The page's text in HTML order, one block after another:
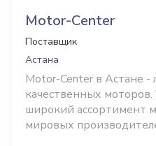
Мotor-Сenter
Поставщик
Астана
Motor-Center в Астане
качественных
широкий ассортимент
мировых